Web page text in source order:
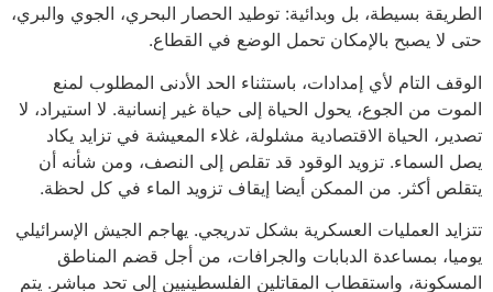
الطريقة بسيطة، بل وبدائية: توطيد الحصار البحري، الجوي والبري،
حتى لا يصبح بالإمكان تحمل الوضع في القطاع.
الوقف التام لأي إمدادات، باستثناء الحد الأدنى المطلوب لمنع
الموت من الجوع، يحول الحياة إلى حياة غير إنسانية. لا استيراد، لا
تصدير، الحياة الاقتصادية مشلولة، غلاء المعيشة في تزايد يكاد
يصل السماء. تزويد الوقود قد تقلص إلى النصف، ومن شأنه أن
يتقلص أكثر. من الممكن أيضا إيقاف تزويد الماء في كل لحظة.
تتزايد العمليات العسكرية بشكل تدريجي. يهاجم الجيش الإسرائيلي
يوميا، بمساعدة الدبابات والجرافات، من أجل قضم المناطق
المسكونة، واستقطاب المقاتلين الفلسطينيين إلى تحد مباشر. يتم